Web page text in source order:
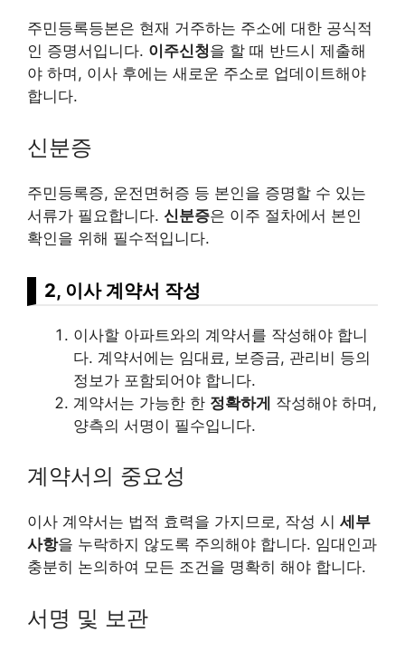
주민등록등본은 현재 거주하는 주소에 대한 공식적
인 증명서입니다. 이주신청을 할 때 반드시 제출해
야 하며, 이사 후에는 새로운 주소로 업데이트해야
합니다.
신분증
주민등록증, 운전면허증 등 본인을 증명할 수 있는
서류가 필요합니다. 신분증은 이주 절차에서 본인
확인을 위해 필수적입니다.
2, 이사 계약서 작성
이사할 아파트와의 계약서를 작성해야 합니
다. 계약서에는 임대료, 보증금, 관리비 등의
정보가 포함되어야 합니다.
계약서는 가능한 한 정확하게 작성해야 하며,
양측의 서명이 필수입니다.
계약서의 중요성
이사 계약서는 법적 효력을 가지므로, 작성 시 세부
사항을 누락하지 않도록 주의해야 합니다. 임대인과
충분히 논의하여 모든 조건을 명확히 해야 합니다.
서명 및 보관